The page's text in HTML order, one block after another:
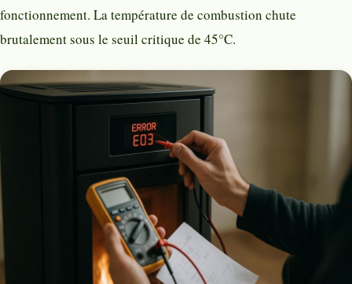
fonctionnement. La température de combustion chute
brutalement sous le seuil critique de 45°C.